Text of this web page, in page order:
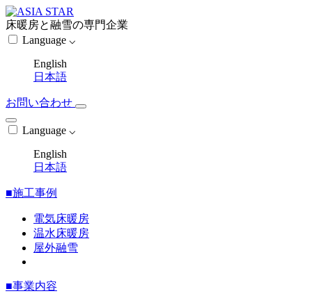
床暖房と融雪の専門企業
Language ⌵
English
日本語
お問い合わせ
Language ⌵
English
日本語
■施工事例
電気床暖房
温水床暖房
屋外融雪
■事業内容